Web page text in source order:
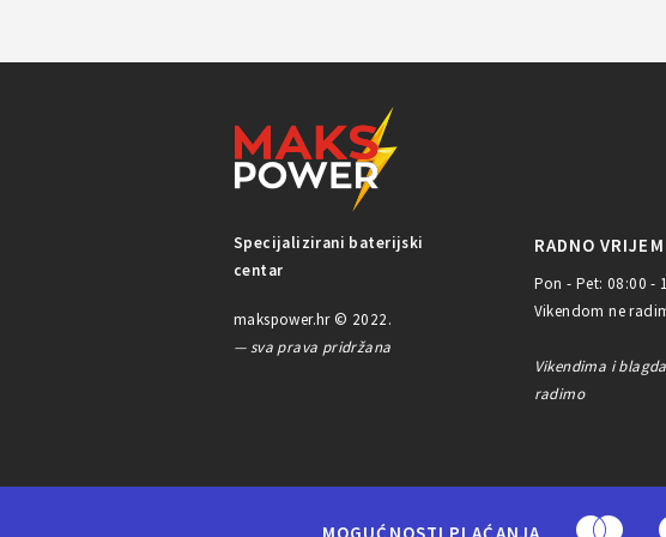
Specijalizirani baterijski
centar
makspower.hr © 2022.
— sva prava pridržana
RADNO
Pon - Pet: 08:00 -
Vikendom ne
Vikendima i
radimo